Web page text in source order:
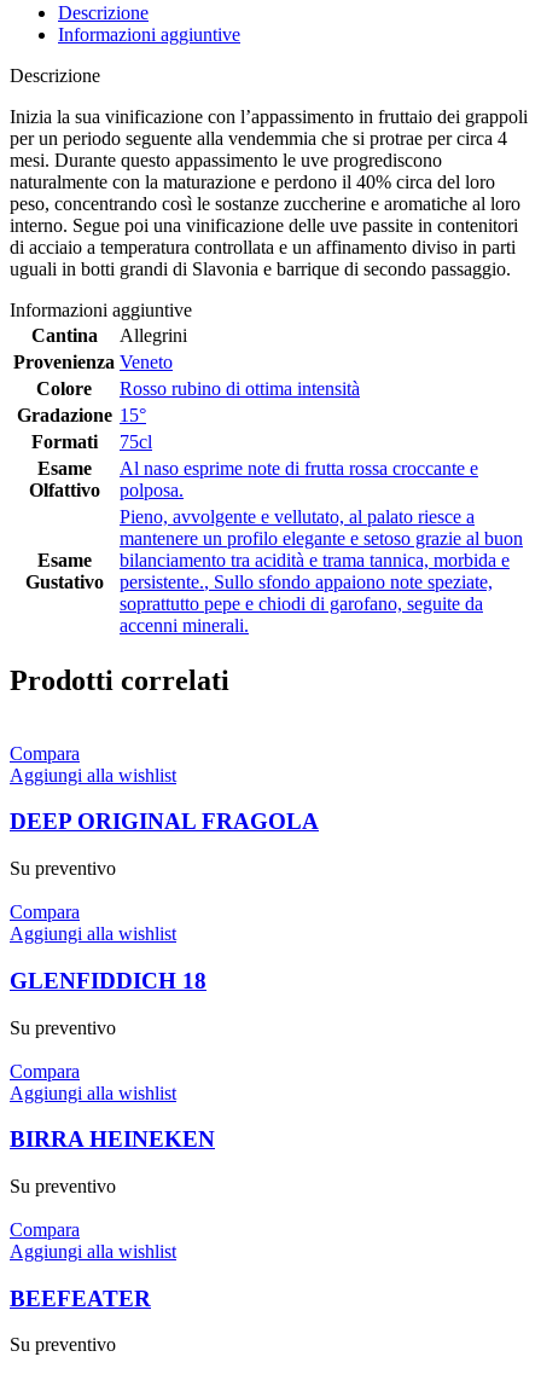
Descrizione
Informazioni aggiuntive
Descrizione
Inizia la sua vinificazione con l’appassimento in fruttaio dei grappoli
per un periodo seguente alla vendemmia che si protrae per circa 4
mesi. Durante questo appassimento le uve progrediscono
naturalmente con la maturazione e perdono il 40% circa del loro
peso, concentrando così le sostanze zuccherine e aromatiche al loro
interno. Segue poi una vinificazione delle uve passite in contenitori
di acciaio a temperatura controllata e un affinamento diviso in parti
uguali in botti grandi di Slavonia e barrique di secondo passaggio.
Informazioni aggiuntive
Cantina
Allegrini
Provenienza Veneto
Colore
Rosso rubino di ottima intensità
Gradazione 15°
Formati
75cl
Esame
Olfattivo
Al naso esprime note di frutta rossa croccante e
polposa.
Esame
Gustativo
Pieno, avvolgente e vellutato, al palato riesce a
mantenere un profilo elegante e setoso grazie al buon
bilanciamento tra acidità e trama tannica, morbida e
persistente., Sullo sfondo appaiono note speziate,
soprattutto pepe e chiodi di garofano, seguite da
accenni minerali.
Prodotti correlati
Compara
Aggiungi alla wishlist
DEEP ORIGINAL FRAGOLA
Su preventivo
Compara
Aggiungi alla wishlist
GLENFIDDICH 18
Su preventivo
Compara
Aggiungi alla wishlist
BIRRA HEINEKEN
Su preventivo
Compara
Aggiungi alla wishlist
BEEFEATER
Su preventivo